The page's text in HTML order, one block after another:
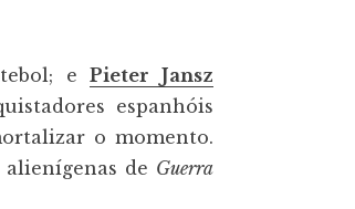
ePieter Jansz
espanhóis
o momento.
de Guerra